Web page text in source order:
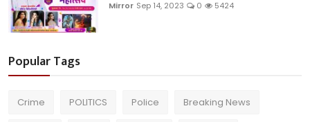
Mirror Sep 14, 2023 0 5424
Popular Tags
Crime POLITICS Police Breaking News